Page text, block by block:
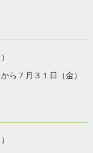
ら７月３１日（金）